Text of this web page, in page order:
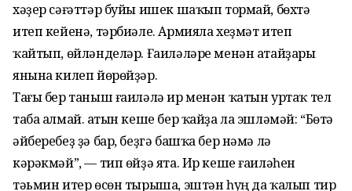
хәҙер сәғәттәр буйы ишек шаҡып тормай, бөхтә
итеп кейенә, тәрбиәле. Армияла хеҙмәт итеп
ҡайтып, өйләнделәр. Ғаиләләре менән атайҙары
янына килеп йөрөйҙәр.
Тағы бер таныш ғаиләлә ир менән ҡатын уртаҡ тел
таба алмай. Ҡатын кеше бер ҡайҙа ла эшләмәй: “Бөтә
әйберебеҙ ҙә бар, беҙгә башҡа бер нәмә лә
кәрәкмәй”, — тип өйҙә ята. Ир кеше ғаиләһен
тәьмин итер өсөн тырыша, эштән һуң да ҡалып тир